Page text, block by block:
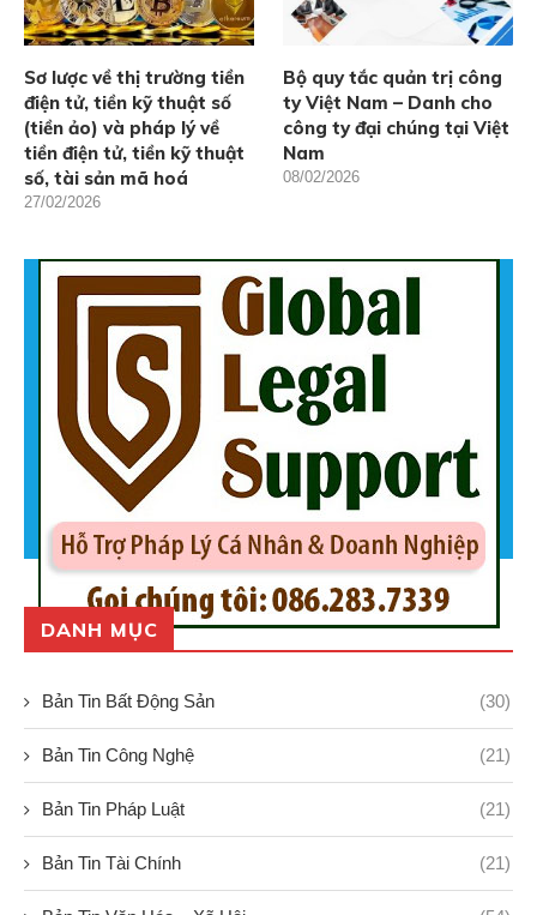
Sơ lược về thị trường tiền
điện tử, tiền kỹ thuật số
(tiền ảo) và pháp lý về
tiền điện tử, tiền kỹ thuật
số, tài sản mã hoá
27/02/2026
Bộ quy tắc quản trị công
ty Việt Nam – Danh cho
công ty đại chúng tại Việt
Nam
08/02/2026
DANH MỤC
Bản Tin Bất Động Sản (30)
Bản Tin Công Nghệ (21)
Bản Tin Pháp Luật (21)
Bản Tin Tài Chính (21)